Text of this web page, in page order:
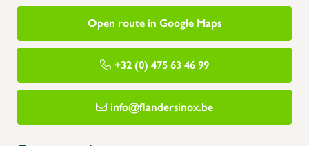
Open route in Google Maps
+32 (0) 475 63 46 99
info@flandersinox.be